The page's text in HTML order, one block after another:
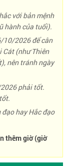
với bản mệnh
hành của tuổi).
10/2026 để cân
(như Thiên
nên tránh ngày
phải tốt.
hay Hắc đạo
thêm giờ (giờ